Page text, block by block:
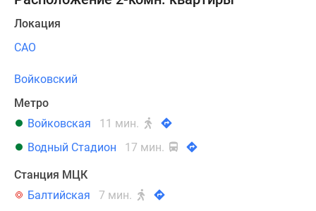
Локация
САО
Войковский
Метро
Войковская
11 мин.
Водный Стадион
17 мин.
Станция МЦК
Балтийская
7 мин.